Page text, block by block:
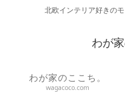
北欧インテリア好きの
わが家
わが家のここち。
wagacoco.com